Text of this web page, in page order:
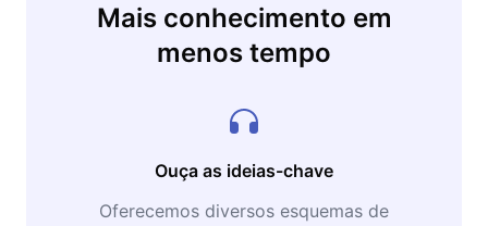
Mais conhecimento em
menos tempo
Ouça as ideias-chave
Oferecemos diversos esquemas de